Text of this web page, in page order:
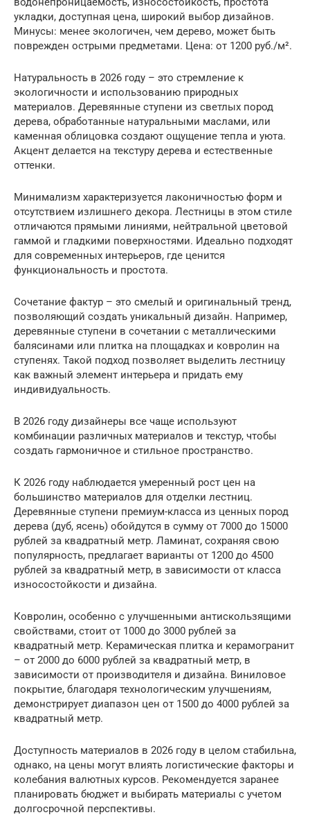
укладки, доступная цена, широкий выбор дизайнов.
Минусы: менее экологичен, чем дерево, может быть
поврежден острыми предметами. Цена: от 1200 руб./м².
Натуральность в 2026 году – это стремление к
экологичности и использованию природных
материалов. Деревянные ступени из светлых пород
дерева, обработанные натуральными маслами, или
каменная облицовка создают ощущение тепла и уюта.
Акцент делается на текстуру дерева и естественные
оттенки.
Минимализм характеризуется лаконичностью форм и
отсутствием излишнего декора. Лестницы в этом стиле
отличаются прямыми линиями, нейтральной цветовой
гаммой и гладкими поверхностями. Идеально подходят
для современных интерьеров, где ценится
функциональность и простота.
Сочетание фактур – это смелый и оригинальный тренд,
позволяющий создать уникальный дизайн. Например,
деревянные ступени в сочетании с металлическими
балясинами или плитка на площадках и ковролин на
ступенях. Такой подход позволяет выделить лестницу
как важный элемент интерьера и придать ему
индивидуальность.
В 2026 году дизайнеры все чаще используют
комбинации различных материалов и текстур, чтобы
создать гармоничное и стильное пространство.
К 2026 году наблюдается умеренный рост цен на
большинство материалов для отделки лестниц.
Деревянные ступени премиум-класса из ценных пород
дерева (дуб, ясень) обойдутся в сумму от 7000 до 15000
рублей за квадратный метр. Ламинат, сохраняя свою
популярность, предлагает варианты от 1200 до 4500
рублей за квадратный метр, в зависимости от класса
износостойкости и дизайна.
Ковролин, особенно с улучшенными антискользящими
свойствами, стоит от 1000 до 3000 рублей за
квадратный метр. Керамическая плитка и керамогранит
– от 2000 до 6000 рублей за квадратный метр, в
зависимости от производителя и дизайна. Виниловое
покрытие, благодаря технологическим улучшениям,
демонстрирует диапазон цен от 1500 до 4000 рублей за
квадратный метр.
Доступность материалов в 2026 году в целом стабильна,
однако, на цены могут влиять логистические факторы и
колебания валютных курсов. Рекомендуется заранее
планировать бюджет и выбирать материалы с учетом
долгосрочной перспективы.